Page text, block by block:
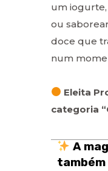
um
ou
doce que
num
Eleita
categoria
A
também